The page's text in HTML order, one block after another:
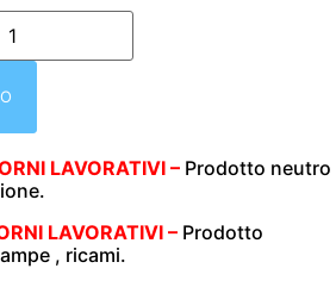
002970P
LAVORATIVI – Prodotto neutro
LAVORATIVI – Prodotto
, ricami.